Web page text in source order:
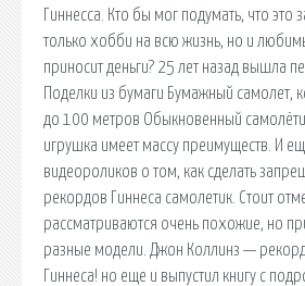
Гиннесса. Кто бы мог подумать, что это
только хобби на всю жизнь, но и
приносит деньги? 25 лет назад вышла
Поделки из бумаги Бумажный самолет,
до 100 метров Обыкновенный
игрушка имеет массу преимуществ. И
видеороликов о том, как сделать
рекордов Гиннеса самолетик. Стоит
рассматриваются очень похожие, но
разные модели. Джон Коллинз —
Гиннеса! но еще и выпустил книгу с